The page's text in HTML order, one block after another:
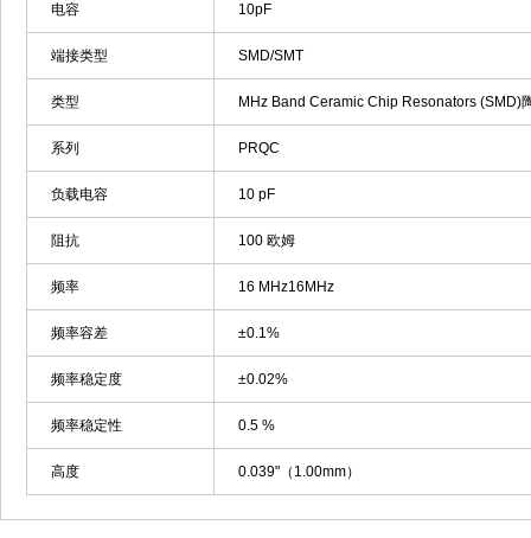
电容 10pF
端接类型 SMD/SMT
类型 MHz Band Ceramic Chip Resonators (SMD)
系列 PRQC
负载电容 10 pF
阻抗 100 欧姆
频率 16 MHz16MHz
频率容差 ±0.1%
频率稳定度 ±0.02%
频率稳定性 0.5 %
高度 0.039"（1.00mm）